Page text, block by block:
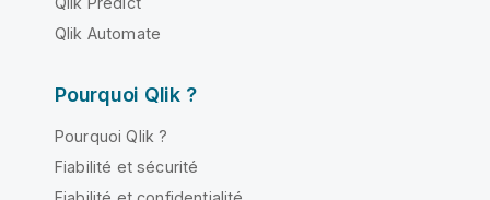
Qlik Automate
Pourquoi Qlik ?
Pourquoi Qlik ?
Fiabilité et sécurité